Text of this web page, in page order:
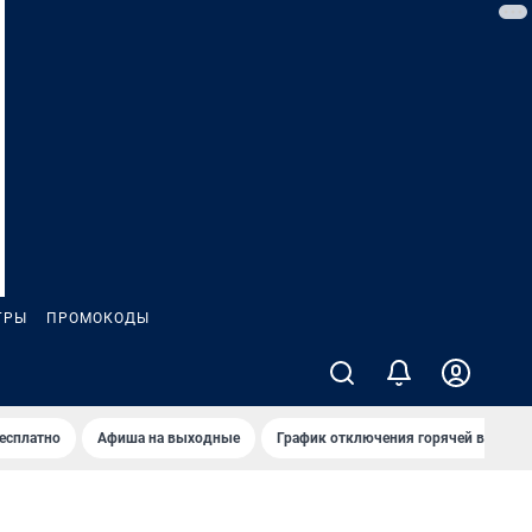
ПРОМОКОДЫ
Афиша на выходные График отключения горячей воды в